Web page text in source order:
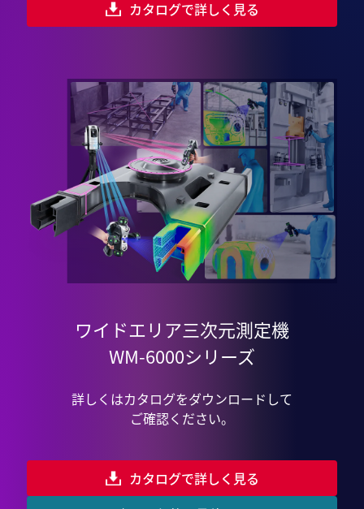
カタログで詳しく見る
ワイドエリア三次元測定機
WM-6000シリーズ
詳しくはカタログをダウンロードして
ご確認ください。
カタログで詳しく見る